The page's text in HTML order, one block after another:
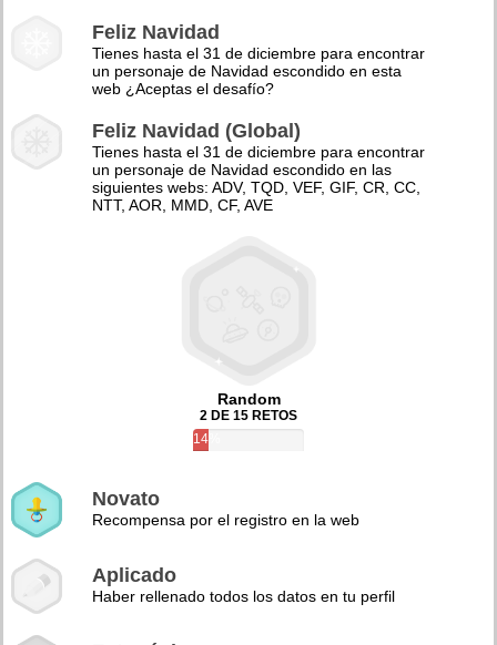
Feliz Navidad
Tienes hasta el 31 de diciembre para encontrar
un personaje de Navidad escondido en esta
web ¿Aceptas el desafío?
Feliz Navidad (Global)
Tienes hasta el 31 de diciembre para encontrar
un personaje de Navidad escondido en las
siguientes webs: ADV, TQD, VEF, GIF, CR, CC,
NTT, AOR, MMD, CF, AVE
Random
2 DE 15 RETOS
14%
Novato
Recompensa por el registro en la web
Aplicado
Haber rellenado todos los datos en tu perfil